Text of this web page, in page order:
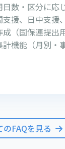
数・区分に応
援、日中支援
（国保連提出
機能（月別・
のFAQを見る